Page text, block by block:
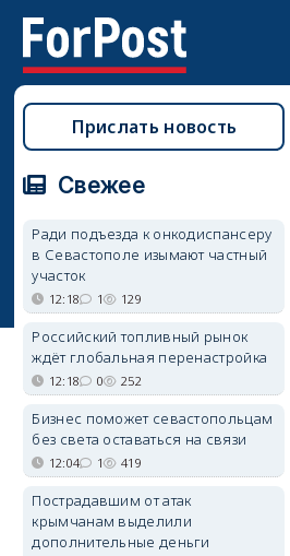
Прислать новость
Свежее
Ради подъезда к онкодиспансеру
в Севастополе изымают частный
участок
12:18 1 129
Российский топливный рынок
ждёт глобальная перенастройка
12:18 0 252
Бизнес поможет севастопольцам
без света оставаться на связи
12:04 1 419
Пострадавшим от атак
крымчанам выделили
дополнительные деньги